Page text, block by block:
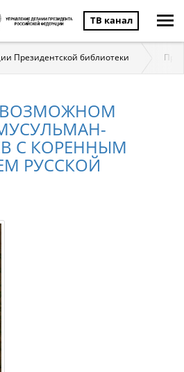
ТВ канал
Президентской библиотеки
С КОРЕННЫМ
РУССКОЙ